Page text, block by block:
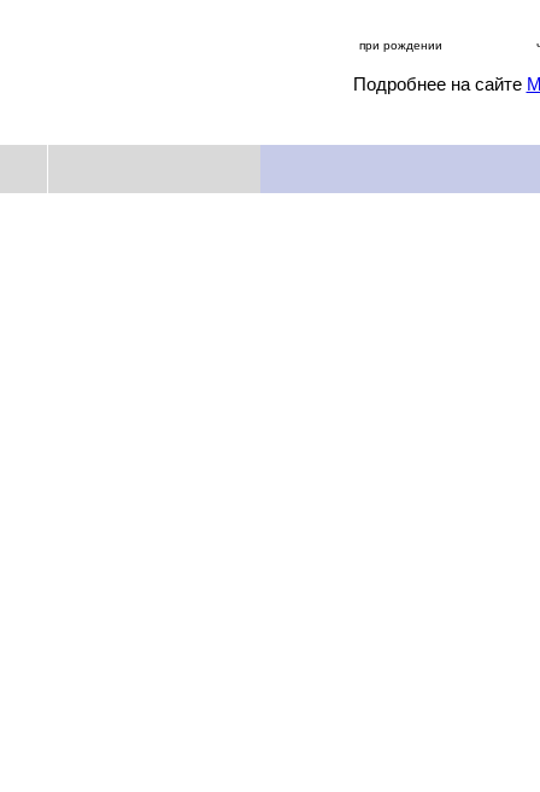
при рождении
Подробнее на сайте